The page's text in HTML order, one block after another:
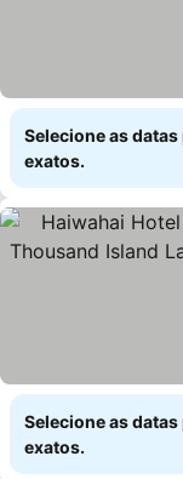
Selecione as
exatos.
Selecione as
exatos.